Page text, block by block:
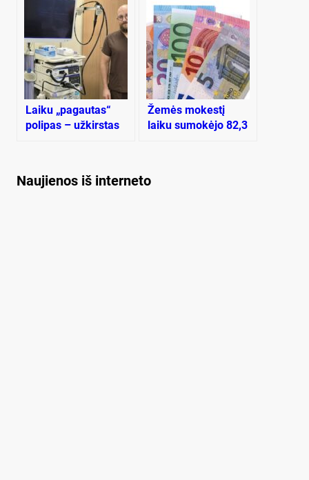
Laiku „pagautas“
polipas – užkirstas
Žemės mokestį
laiku sumokėjo 82,3
Naujienos iš interneto